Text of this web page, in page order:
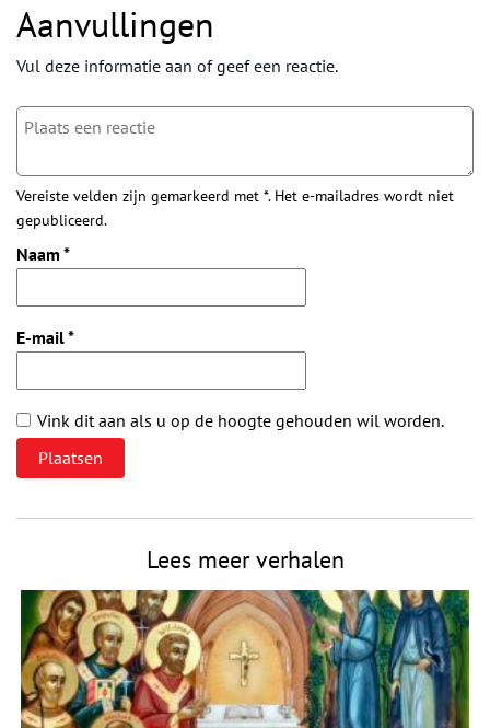
Aanvullingen
Vul deze informatie aan of geef een reactie.
Vereiste velden zijn gemarkeerd met *. Het e-mailadres wordt niet
gepubliceerd.
Naam *
E-mail*
Vink dit aan als u op de hoogte gehouden wil worden.
Lees meer verhalen